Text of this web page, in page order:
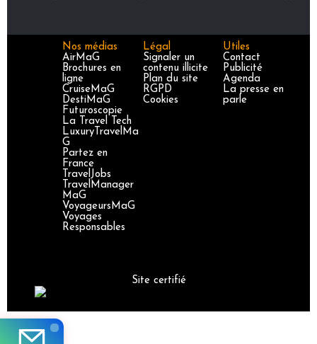
Nos médias
AirMaG
Brochures en
ligne
CruiseMaG
DestiMaG
Futuroscopie
La Travel Tech
LuxuryTravelMa
G
Partez en
France
TravelJobs
TravelManager
MaG
VoyageursMaG
Voyages
Responsables
Légal
Signaler un
contenu illicite
Plan du site
RGPD
Cookies
Utiles
Contact
Publicité
Agenda
La presse en
parle
Site certifié